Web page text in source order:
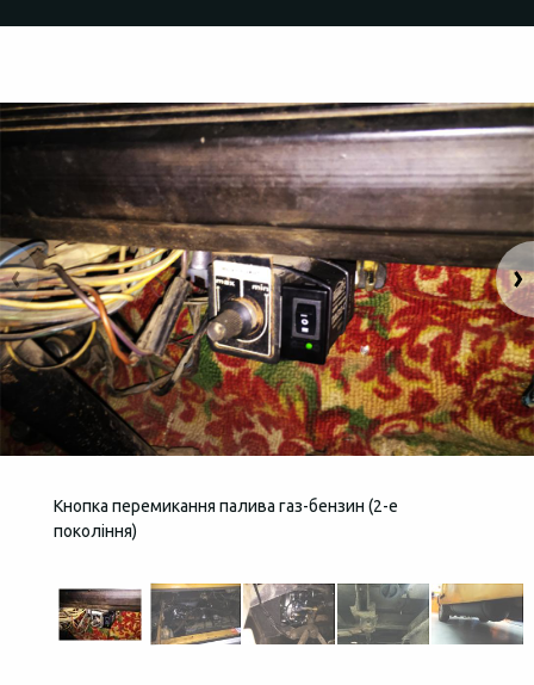
Кнопка перемикання палива газ-бензин (2-е
покоління)